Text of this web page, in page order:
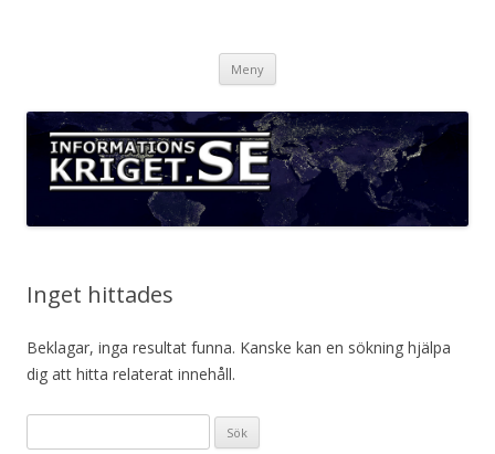
Meny
Inget hittades
Beklagar, inga resultat funna. Kanske kan en sökning hjälpa
dig att hitta relaterat innehåll.